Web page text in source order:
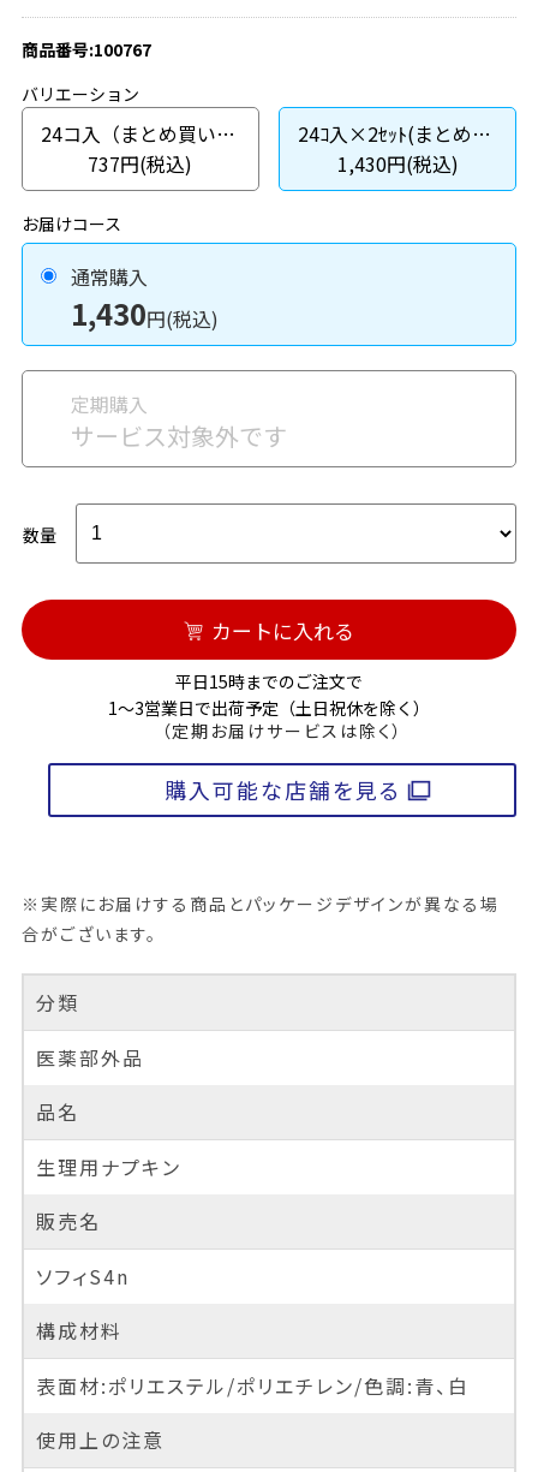
商品番号:100767
バリエーション
24コ入（まとめ買いパック）
737円(税込)
24ｺ入×2ｾｯﾄ(まとめ買いパック)
1,430円(税込)
お届けコース
通常購入
1,430円(税込)
定期購入
サービス対象外です
数量
カートに入れる
平日15時までのご注文で
1～3営業日で出荷予定（土日祝休を除く）
（定期お届けサービスは除く）
購入可能な店舗を見る
※実際にお届けする商品とパッケージデザインが異なる場
合がございます。
分類
医薬部外品
品名
生理用ナプキン
販売名
ソフィS4n
構成材料
表面材:ポリエステル/ポリエチレン/色調:青、白
使用上の注意